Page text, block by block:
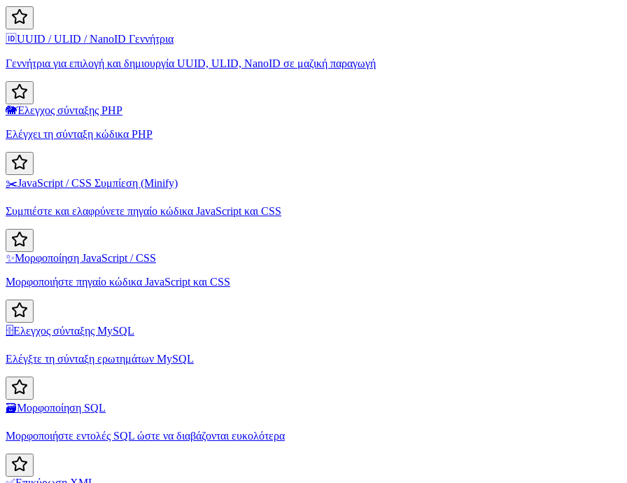
🆔UUID / ULID / NanoID Γεννήτρια
Γεννήτρια για επιλογή και δημιουργία UUID, ULID, NanoID σε μαζική παραγωγή
🐘Έλεγχος σύνταξης PHP
Ελέγχει τη σύνταξη κώδικα PHP
✂️JavaScript / CSS Συμπίεση (Minify)
Συμπιέστε και ελαφρύνετε πηγαίο κώδικα JavaScript και CSS
✨Μορφοποίηση JavaScript / CSS
Μορφοποιήστε πηγαίο κώδικα JavaScript και CSS
🗄️Ελεγχος σύνταξης MySQL
Ελέγξτε τη σύνταξη ερωτημάτων MySQL
🗃️Μορφοποίηση SQL
Μορφοποιήστε εντολές SQL ώστε να διαβάζονται ευκολότερα